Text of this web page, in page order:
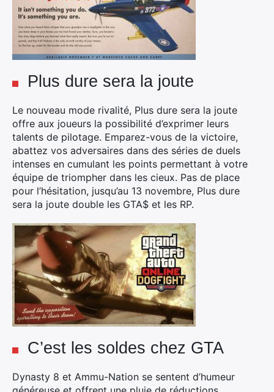
Plus dure sera la joute
Le nouveau mode rivalité, Plus dure sera la joute
offre aux joueurs la possibilité d’exprimer leurs
talents de pilotage. Emparez-vous de la victoire,
abattez vos adversaires dans des séries de duels
intenses en cumulant les points permettant à votre
équipe de triompher dans les cieux. Pas de place
pour l’hésitation, jusqu’au 13 novembre, Plus dure
sera la joute double les GTA$ et les RP.
C’est les soldes chez GTA
Dynasty 8 et Ammu-Nation se sentent d’humeur